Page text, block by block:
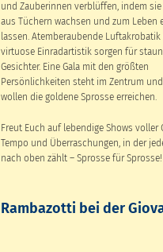
und Zauberinnen verblüffen, indem sie
aus Tüchern wachsen und zum Leben
lassen. Atemberaubende Luftakrobatik
virtuose Einradartistik sorgen für
Gesichter. Eine Gala mit den größten
Persönlichkeiten steht im Zentrum
wollen die goldene Sprosse erreichen.
Freut Euch auf lebendige Shows voller
Tempo und Überraschungen, in der
nach oben zählt – Sprosse für Sprosse!
Rambazotti bei der